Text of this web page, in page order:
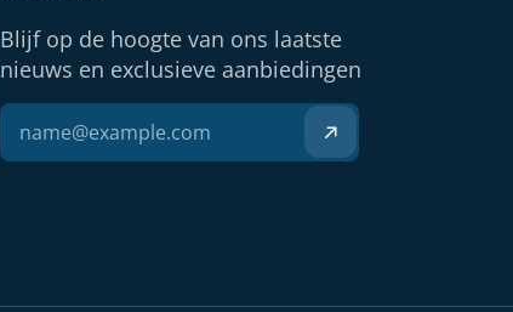
Blijf op de hoogte van ons laatste
nieuws en exclusieve aanbiedingen